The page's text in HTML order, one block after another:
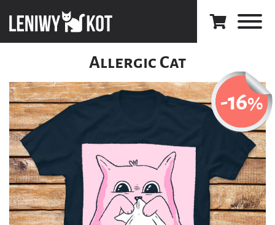
Allergic Cat
-16%